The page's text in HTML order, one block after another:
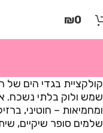
זֶה
לְהַנְגָּשָׁת
אָתָרִים".
הַמְּסַיַּעַת
לִנְגִישׁוּת
₪0
קולקציית בגדי הים
שמש ולוק בלתי נשכח.
ומחמיאות – חוטיני,
שלמים סופר שיקיים,